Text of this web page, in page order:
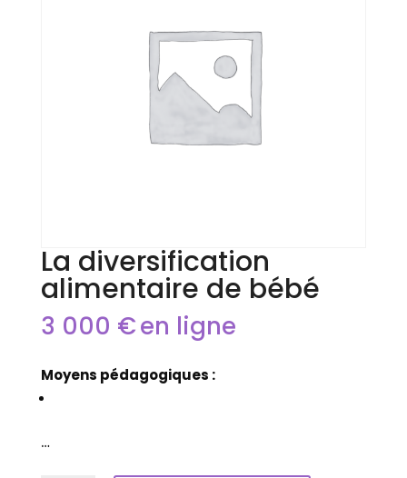
La diversification
alimentaire de bébé
3 000 €en ligne
Moyens pédagogiques :
…